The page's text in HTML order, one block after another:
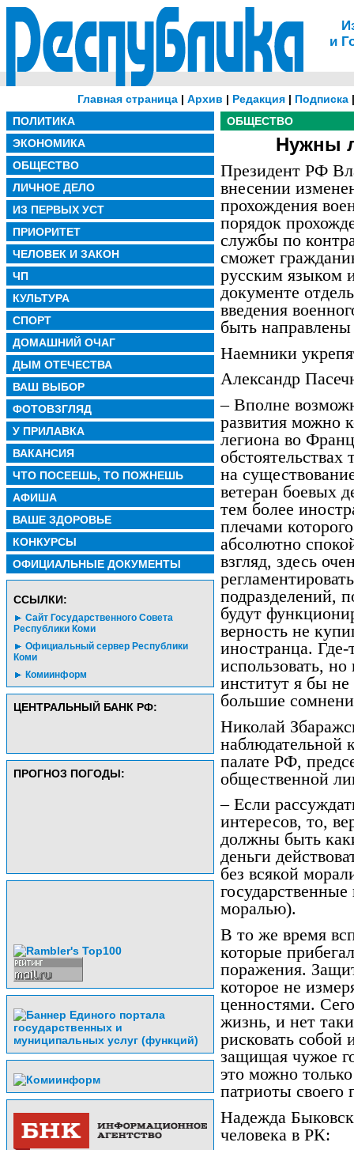
и
Главная страница | Архив | Редакция | Подписка
ПОЛИТИКА
ЭКОНОМИКА
ОБЩЕСТВО
ЛИЧНОЕ ДЕЛО
ИЗ ПЕРВЫХ УСТ
ПРИОРИТЕТ
ЧЕЛОВЕК И ЗАКОН
ЧП
КУЛЬТУРА
СПОРТ
ДОМАШНИЙ ОЧАГ
ДЫМ ОТЕЧЕСТВА
ВАШ ВЫБОР
ФОТОВЗГЛЯД
У ПРИЛАВКА
ВАКАНСИЯ
ЧТО ПОСЕЕШЬ, ТО ПОЖНЕШЬ
АФИША
ВАШЕ ЗДОРОВЬЕ
КОНКУРСЫ
ОФИЦИАЛЬНЫЕ ДОКУМЕНТЫ
CСЫЛКИ:
Сайт Государственного Совета
Республики Коми
Официальный сервер Республики
Коми
Комиинформ
ЦЕНТРАЛЬНЫЙ БАНК РФ:
ПРОГНОЗ ПОГОДЫ:
ОБЩЕСТВО
Нужны
Президент РФ
внесении
прохождения
порядок
службы по
сможет
русским языком
документе
введения
быть
Наемники
Александр
– Вполне
развития можно
легиона во
на
ветеран боевых
тем более
плечами
абсолютно
взгляд, здесь
подразделений,
будут
верность не
иностранца.
использовать, но
институт я бы не
большие
Николай
палате РФ,
общественной
– Если
интересов, то,
должны быть
деньги
без всякой
моралью).
В то же время
которые
поражения.
которое не
ценностями.
жизнь, и нет
рисковать собой
защищая чужое
это можно
патриоты своего
Надежда
человека в РК: